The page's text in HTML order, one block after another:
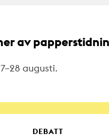
av
augusti.
DEBATT